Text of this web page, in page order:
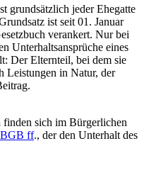
grundsätzlich jeder Ehegatte
ist seit 01. Januar
verankert. Nur bei
Unterhaltsansprüche eines
Der Elternteil, bei dem sie
Leistungen in Natur, der
finden sich im Bürgerlichen
ff., der den Unterhalt des